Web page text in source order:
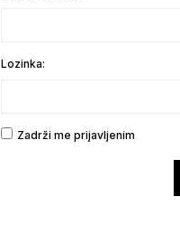
Lozinka:
Zadrži me prijavljenim